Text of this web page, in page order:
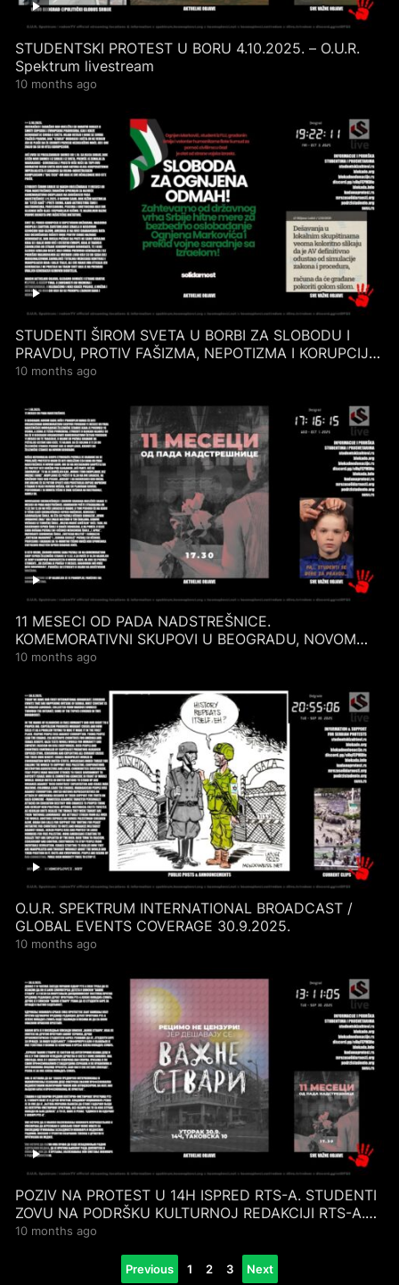
STUDENTSKI PROTEST U BORU 4.10.2025. – O.U.R.
Spektrum livestream
10 months ago
STUDENTI ŠIROM SVETA U BORBI ZA SLOBODU I
PRAVDU, PROTIV FAŠIZMA, NEPOTIZMA I KORUPCIJE.
3.10.2025.
10 months ago
11 MESECI OD PADA NADSTREŠNICE.
KOMEMORATIVNI SKUPOVI U BEOGRADU, NOVOM
SADU, NIŠU… 1.10.2025.
10 months ago
O.U.R. SPEKTRUM INTERNATIONAL BROADCAST /
GLOBAL EVENTS COVERAGE 30.9.2025.
10 months ago
POZIV NA PROTEST U 14H ISPRED RTS-A. STUDENTI
ZOVU NA PODRŠKU KULTURNOJ REDAKCIJI RTS-A.
30.9.2025.
10 months ago
Previous 1 2 3 Next